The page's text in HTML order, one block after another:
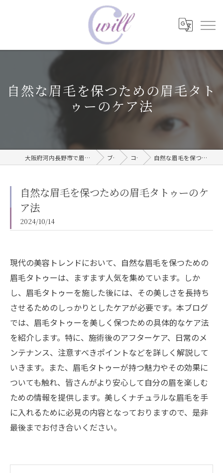
自然な眉毛を保つための眉毛タト
ゥーのケア法
大阪府河内長野市で眉毛タトゥーならwill care サロン ブログ コラム 自然な眉毛を保つための眉毛タトゥーのケア法
自然な眉毛を保つための眉毛タトゥーのケ
ア法
2024/10/14
現代の美容トレンドにおいて、自然な眉毛を保つための
眉毛タトゥーは、ますます人気を集めています。しか
し、眉毛タトゥーを施した後には、その美しさを長持ち
させるためのしっかりとしたケアが必要です。本ブログ
では、眉毛タトゥーを美しく保つための具体的なケア法
を紹介します。特に、施術後のアフターケア、日常のメ
ンテナンス、注意すべきポイントなどを詳しく解説して
いきます。また、眉毛タトゥーが持つ魅力やその効果に
ついても触れ、皆さんがより安心して自分の眉を楽しむ
ための情報を提供します。美しくナチュラルな眉毛を手
に入れるために必見の内容となっておりますので、是非
最後までお付き合いください。